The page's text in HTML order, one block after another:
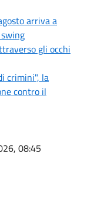
arriva a
gli occhi
crimini", la
contro il
08:45